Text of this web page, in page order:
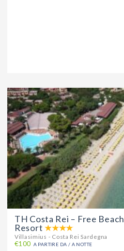
TH Costa Rei – Free Beach
Resort
Villasimius - Costa Rei Sardegna
€100 A PARTIRE DA / A NOTTE